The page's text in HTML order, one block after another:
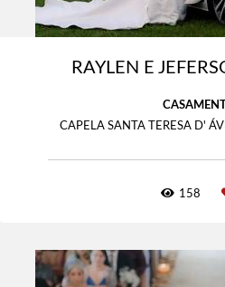
RAYLEN E
CAPELA SANTA TERESA D'
158